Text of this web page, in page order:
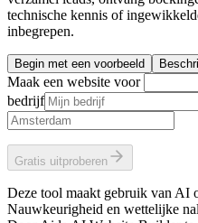
technische kennis of
inbegrepen.
Begin met een voorbeeld
Maak een website voor
bedrijf
Gratis uitproberen
Deze tool maakt gebruik van AI
Nauwkeurigheid en wettelijke